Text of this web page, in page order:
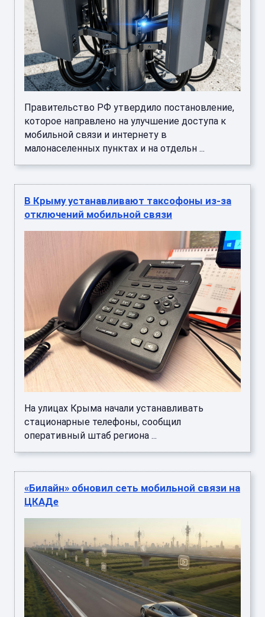
Правительство РФ утвердило постановление,
которое направлено на улучшение доступа к
мобильной связи и интернету в
малонаселенных пунктах и на отдельн ...
В Крыму устанавливают таксофоны из-за
отключений мобильной связи
На улицах Крыма начали устанавливать
стационарные телефоны, сообщил
оперативный штаб региона ...
«Билайн» обновил сеть мобильной связи на
ЦКАДе